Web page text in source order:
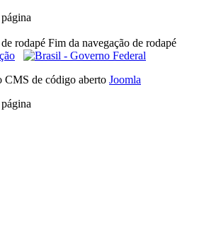
rodapé Fim da navegação de rodapé
CMS de código aberto Joomla